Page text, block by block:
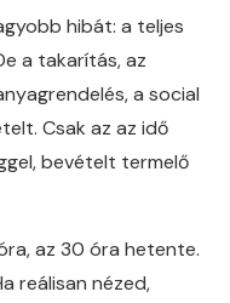
hibát: a teljes
a takarítás, az
a social
Csak az az idő
bevételt termelő
az 30 óra hetente.
reálisan nézed,